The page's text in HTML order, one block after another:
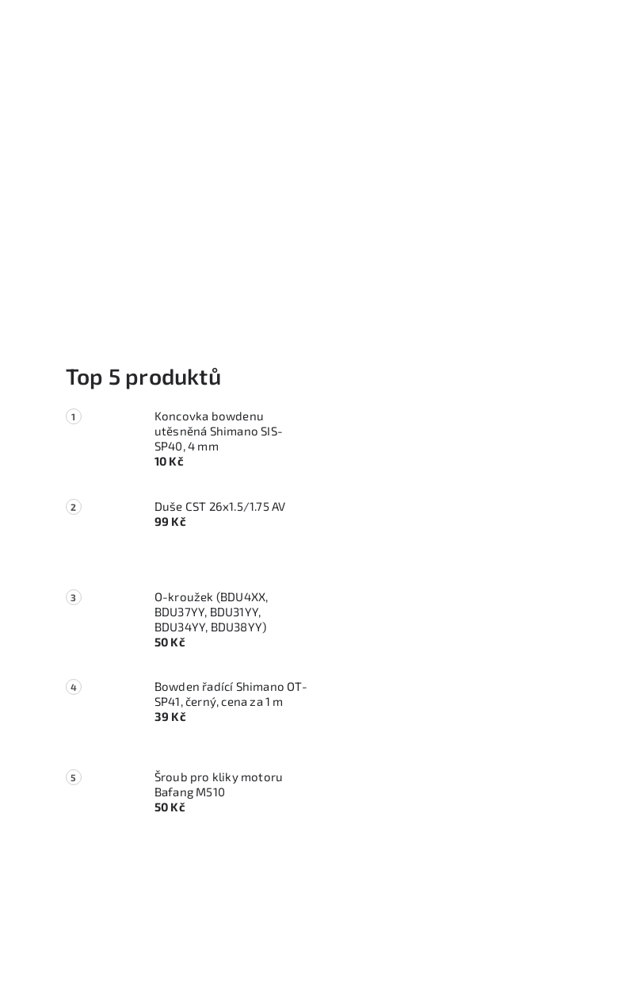
Top 5 produktů
Koncovka bowdenu
utěsněná Shimano SIS-
SP40, 4 mm
10 Kč
Duše CST 26x1.5/1.75 AV
99 Kč
O-kroužek (BDU4XX,
BDU37YY, BDU31YY,
BDU34YY, BDU38YY)
50 Kč
Bowden řadící Shimano OT-
SP41, černý, cena za 1 m
39 Kč
Šroub pro kliky motoru
Bafang M510
50 Kč